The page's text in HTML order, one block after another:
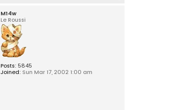
M14w
Le Roussi
Posts: 5845
Joined: Sun Mar 17, 2002 1:00 am